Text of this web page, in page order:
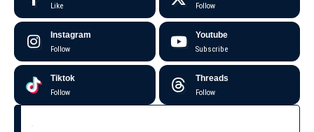
Like Follow
Instagram
Follow
Youtube
Subscribe
Tiktok
Follow
Threads
Follow